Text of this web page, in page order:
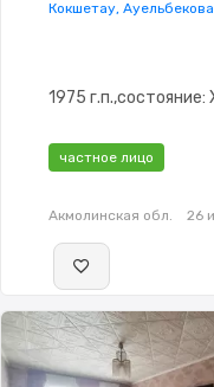
Кокшетау,
1975
частное лицо
Акмолинская обл. 26